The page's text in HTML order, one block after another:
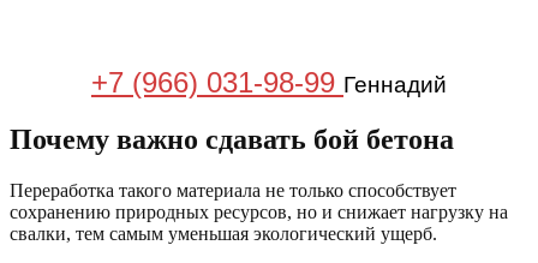
+7 (966) 031-98-99 Геннадий
Почему важно сдавать бой бетона
Переработка такого материала не только способствует
сохранению природных ресурсов, но и снижает нагрузку на
свалки, тем самым уменьшая экологический ущерб.